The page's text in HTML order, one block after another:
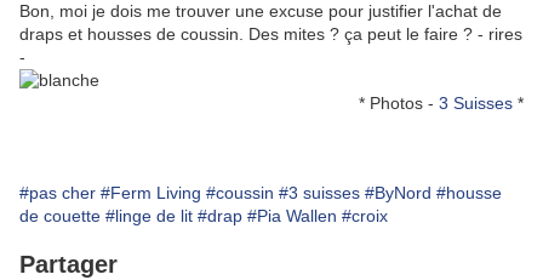
Bon, moi je dois me trouver une excuse pour justifier l'achat de
draps et housses de coussin. Des mites ? ça peut le faire ? - rires
-
* Photos - 3 Suisses *
#pas cher #Ferm Living #coussin #3 suisses #ByNord #housse
de couette #linge de lit #drap #Pia Wallen #croix
Partager